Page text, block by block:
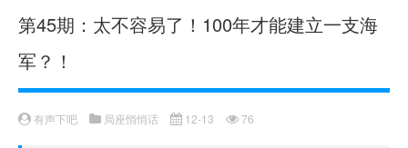
第45期：太不容易了！100年才能建立一支海
军？！
有声下吧 局座悄悄话 12-13 76